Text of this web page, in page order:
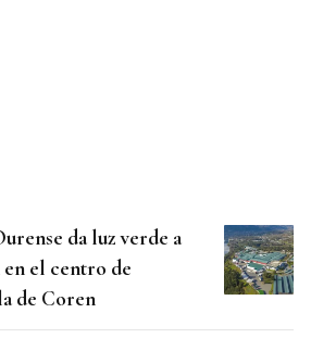
da luz verde a
el centro de
de Coren